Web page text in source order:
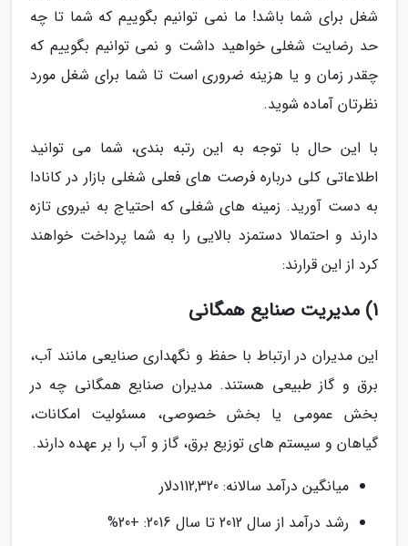
شغل برای شما باشد! ما نمی توانیم بگوییم که شما تا چه
حد رضایت شغلی خواهید داشت و نمی توانیم بگوییم که
چقدر زمان و یا هزینه ضروری است تا شما برای شغل مورد
نظرتان آماده شوید.
با این حال با توجه به این رتبه بندی، شما می توانید
اطلاعاتی کلی درباره فرصت های فعلی شغلی بازار در کانادا
به دست آورید. زمینه های شغلی که احتیاج به نیروی تازه
دارند و احتمالا دستمزد بالایی را به شما پرداخت خواهند
کرد از این قرارند:
1) مدیریت صنایع همگانی
این مدیران در ارتباط با حفظ و نگهداری صنایعی مانند آب،
برق و گاز طبیعی هستند. مدیران صنایع همگانی چه در
بخش عمومی یا بخش خصوصی، مسئولیت امکانات،
گیاهان و سیستم های توزیع برق، گاز و آب را بر عهده دارند.
میانگین درآمد سالانه: 112,320دلار
رشد درآمد از سال 2012 تا سال 2016: +20%